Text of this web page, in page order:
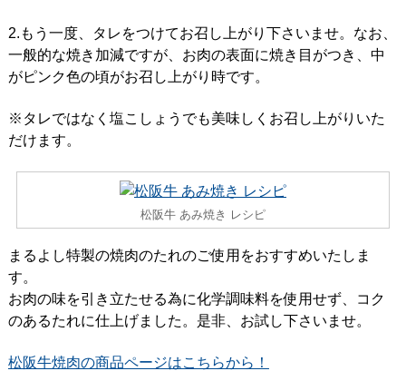
2.もう一度、タレをつけてお召し上がり下さいませ。なお、
一般的な焼き加減ですが、お肉の表面に焼き目がつき、中
がピンク色の頃がお召し上がり時です。
※タレではなく塩こしょうでも美味しくお召し上がりいた
だけます。
松阪牛 あみ焼き レシピ
まるよし特製の焼肉のたれのご使用をおすすめいたしま
す。
お肉の味を引き立たせる為に化学調味料を使用せず、コク
のあるたれに仕上げました。是非、お試し下さいませ。
松阪牛焼肉の商品ページはこちらから！